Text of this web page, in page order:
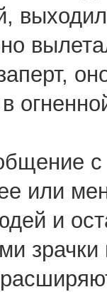
или
и
зрачки